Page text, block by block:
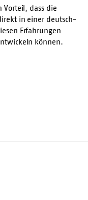
dass die
in einer deutsch-
Erfahrungen
können.